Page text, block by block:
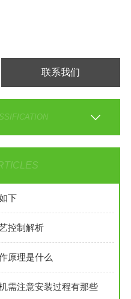
联系我们
下
控制解析
原理是什么
需注意安装过程有那些